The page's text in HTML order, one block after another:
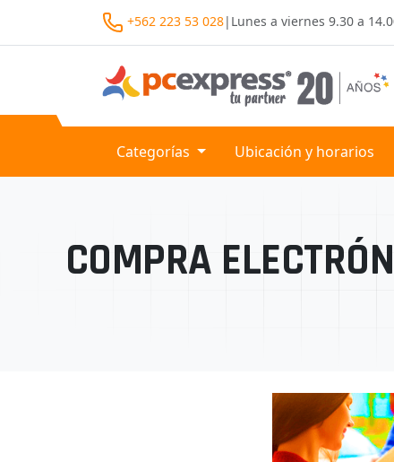
+562 223 53 028| Lunes a viernes 9.30 a
Categorías Ubicación y horarios
COMPRA